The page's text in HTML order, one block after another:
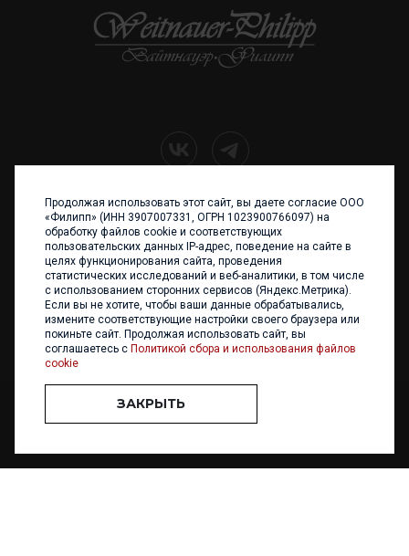
+7 (4012) 960 898
236017 Калининград,
ул. Каштановая аллея, 47
Телефон: +7 4012 960 898,
+7 4012 960 856
Написать нам
ООО «ФИЛИПП» © 2013 - 2026. Все права защищены
Разработка и
Продолжая использовать этот сайт, вы даете согласие ООО
«Филипп» (ИНН 3907007331, ОГРН 1023900766097) на
обработку файлов cookie и соответствующих
пользовательских данных IP-адрес, поведение на сайте в
целях функционирования сайта, проведения
статистических исследований и веб-аналитики, в том числе
с использованием сторонних сервисов (Яндекс.Метрика).
Если вы не хотите, чтобы ваши данные обрабатывались,
измените соответствующие настройки своего браузера или
покиньте сайт. Продолжая использовать сайт, вы
соглашаетесь с Политикой сбора и использования файлов
cookie
ЗАКРЫТЬ